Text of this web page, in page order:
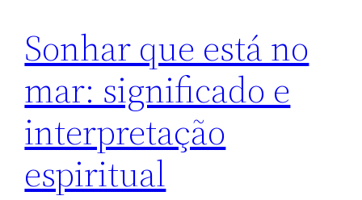
Sonhar que está no
mar: significado e
interpretação
espiritual